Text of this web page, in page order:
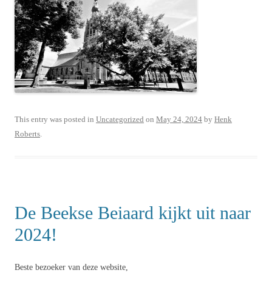
This entry was posted in Uncategorized on May 24, 2024 by Henk
Roberts
De Beekse Beiaard kijkt uit naar
2024!
Beste bezoeker van deze website,